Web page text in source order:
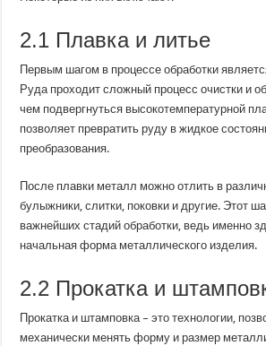
2.1 Плавка и литье
Первым шагом в процессе обработки
Руда проходит сложный процесс очистки и
чем подвергнуться высокотемпературной
позволяет превратить руду в жидкое
преобразования.
После плавки металл можно отлить в
булыжники, слитки, поковки и другие. Этот
важнейших стадий обработки, ведь именно
начальная форма металлического изделия.
2.2 Прокатка и
Прокатка и штамповка – это технологии,
механически менять форму и размер